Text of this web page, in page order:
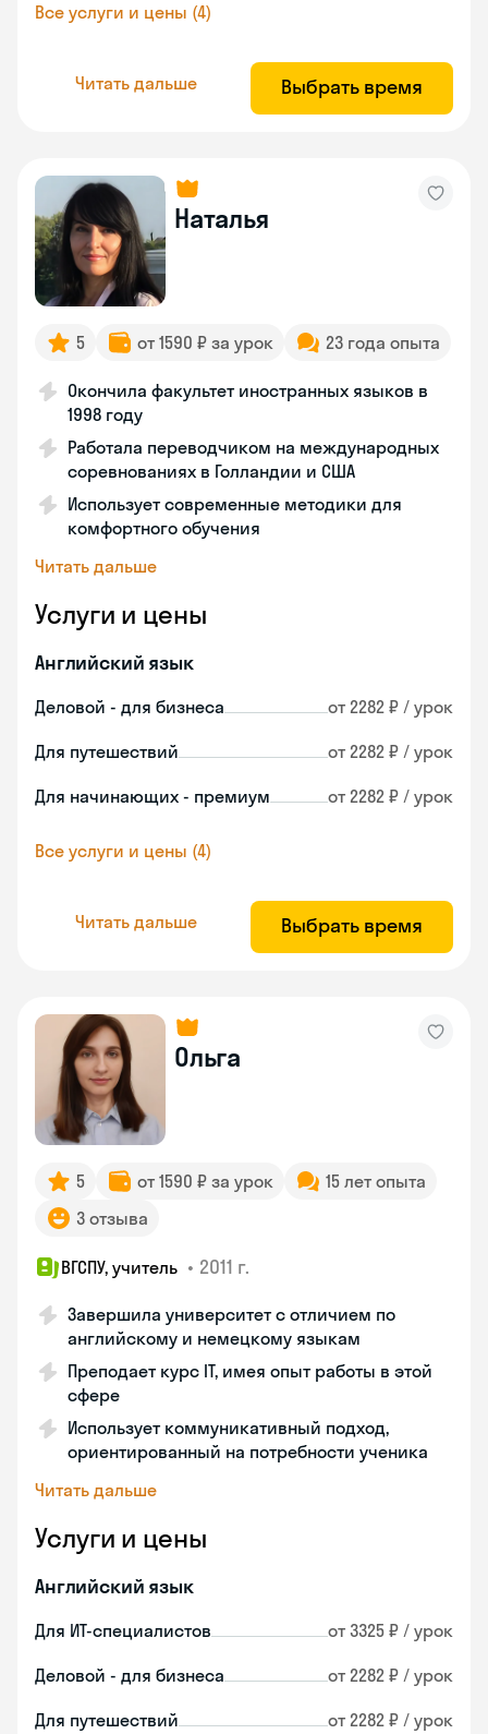
Все услуги и цены (4)
Читать дальше Выбрать время
Наталья
5 от 1590 ₽ за урок 23 года опыта
Окончила факультет иностранных языков в
1998 году
Работала переводчиком на международных
соревнованиях в Голландии и США
Использует современные методики для
комфортного обучения
Читать дальше
Услуги и цены
Английский язык
Деловой - для бизнеса от 2282 ₽ / урок
Для путешествий от 2282 ₽ / урок
Для начинающих - премиум от 2282 ₽ / урок
Все услуги и цены (4)
Читать дальше Выбрать время
Ольга
5 от 1590 ₽ за урок
15 лет опыта
3 отзыва
ВГСПУ, учитель • 2011 г.
Завершила университет с отличием по
английскому и немецкому языкам
Преподает курс IT, имея опыт работы в этой
сфере
Использует коммуникативный подход,
ориентированный на потребности ученика
Читать дальше
Услуги и цены
Английский язык
Для ИТ-специалистов от 3325 ₽ / урок
Деловой - для бизнеса от 2282 ₽ / урок
Для путешествий от 2282 ₽ / урок